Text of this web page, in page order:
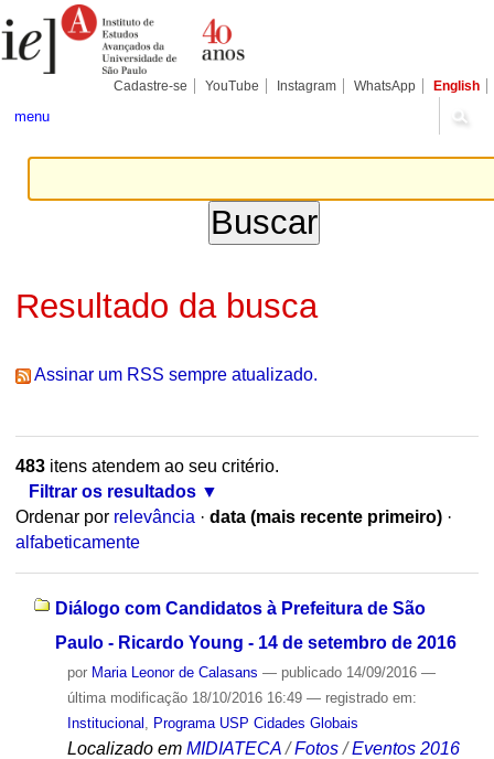
para
conteúdo.
Pessoais
Cadastre-se YouTube Instagram WhatsApp English
menu
Resultado da busca
Assinar um RSS sempre atualizado.
483itens atendem ao seu critério.
Filtrar os resultados
Ordenar por relevância · data (mais recente primeiro) ·
alfabeticamente
Diálogo com Candidatos à Prefeitura de São
Paulo - Ricardo Young - 14 de setembro de 2016
por Maria Leonor de Calasans — publicado14/09/2016 —
última modificação18/10/2016 16:49 — registrado em:
Institucional
Programa USP Cidades Globais
Localizado em MIDIATECA /Fotos /Eventos 2016